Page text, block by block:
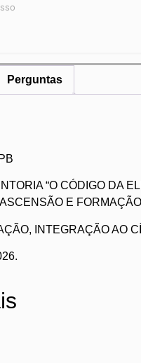
Perguntas
“O CÓDIGO DA
E
INTEGRAÇÃO AO